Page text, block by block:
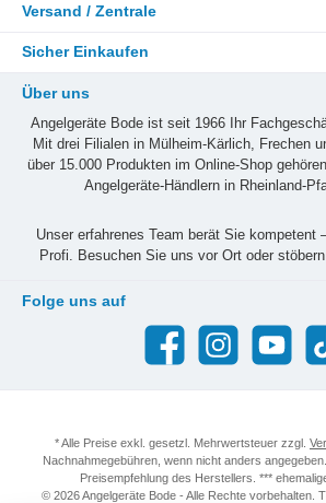
Versand / Zentrale
Sicher Einkaufen
Über uns
Angelgeräte Bode ist seit 1966 Ihr
Mit drei Filialen in Mülheim-Kärlich, Frechen
über 15.000 Produkten im Online-Shop
Angelgeräte-Händlern in Rheinland-
Unser erfahrenes Team berät Sie
Profi. Besuchen Sie uns vor Ort oder
Folge uns auf
Facebook Instagram YouTube
* Alle Preise exkl. gesetzl. Mehrwertsteuer zzgl.
Nachnahmegebühren, wenn nicht anders
Preisempfehlung des Herstellers. ***
© 2026 Angelgeräte Bode - Alle Rechte vorbehalten.